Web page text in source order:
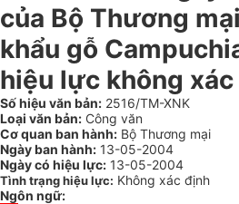
của Bộ Thương
khẩu gỗ
hiệu lực không
Số hiệu văn bản: 2516/TM-XNK
Loại văn bản: Công văn
Cơ quan ban hành: Bộ Thương mại
Ngày ban hành: 13-05-2004
Ngày có hiệu lực: 13-05-2004
Tình trạng hiệu lực: Không xác định
Ngôn ngữ: